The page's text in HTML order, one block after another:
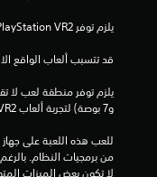
يلزم توفر PlayStation VR2 من أجل لعب نسخة PS5 من هذه اللعبة.
قد تتسبب ألعاب الواقع
و7 بوصة) لتجربة ألعاب PlayStation VR2 بأسلوب مدى الغرفة.